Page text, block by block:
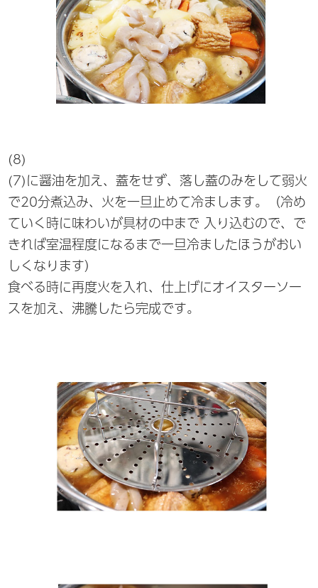
(8)
(7)に醤油を加え、蓋をせず、落し蓋のみをして弱火
で20分煮込み、火を一旦止めて冷まします。（冷め
ていく時に味わいが具材の中まで 入り込むので、で
きれば室温程度になるまで一旦冷ましたほうがおい
しくなります）
食べる時に再度火を入れ、仕上げにオイスターソー
スを加え、沸騰したら完成です。